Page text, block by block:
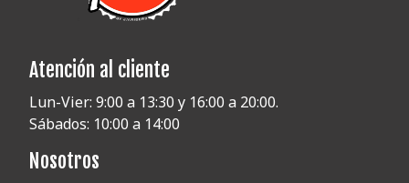
Atención al cliente
Lun-Vier: 9:00 a 13:30 y 16:00 a 20:00.
Sábados: 10:00 a 14:00
Nosotros